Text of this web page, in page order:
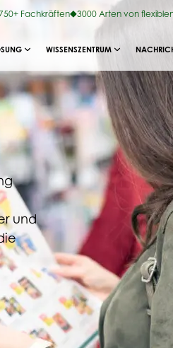
Fachkräften 3000 Arten von
WISSENSZENTRUM
und